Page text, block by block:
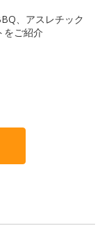
、アスレチック
をご紹介